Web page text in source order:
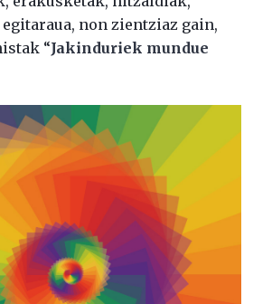
non zientziaz gain,
“Jakinduriek mundue